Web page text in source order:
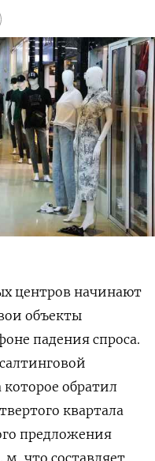
центров начинают
объекты
падения спроса.
обратил
квартала
предложения
м, что составляет